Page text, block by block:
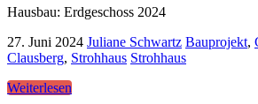
Hausbau: Erdgeschoss 2024
27. Juni 2024 Juliane Schwartz Bauprojekt,
Clausberg, Strohhaus Strohhaus
Weiterlesen